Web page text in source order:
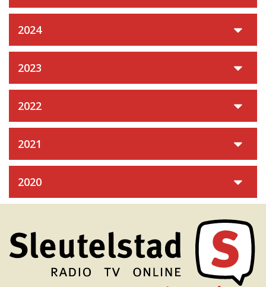
2024
2023
2022
2021
2020